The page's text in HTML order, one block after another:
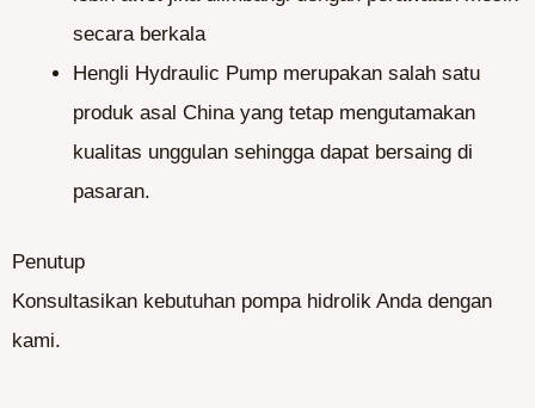
secara berkala
Hengli Hydraulic Pump merupakan salah satu
produk asal China yang tetap mengutamakan
kualitas unggulan sehingga dapat bersaing di
pasaran.
Penutup
Konsultasikan kebutuhan pompa hidrolik Anda dengan
kami.